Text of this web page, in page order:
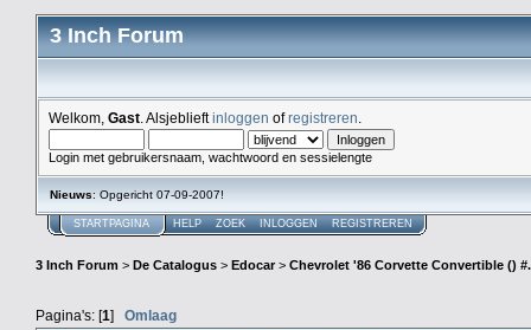
3 Inch Forum
Welkom, Gast . Alsjeblieftinloggen ofregistreren
Login met gebruikersnaam, wachtwoord en sessielengte
Nieuws: Opgericht 07-09-2007!
STARTPAGINA HELP ZOEK INLOGGEN REGISTREREN
3 Inch Forum > De Catalogus > Edocar> Chevrolet '86 Corvette Convertible ()
Pagina's: [1] Omlaag